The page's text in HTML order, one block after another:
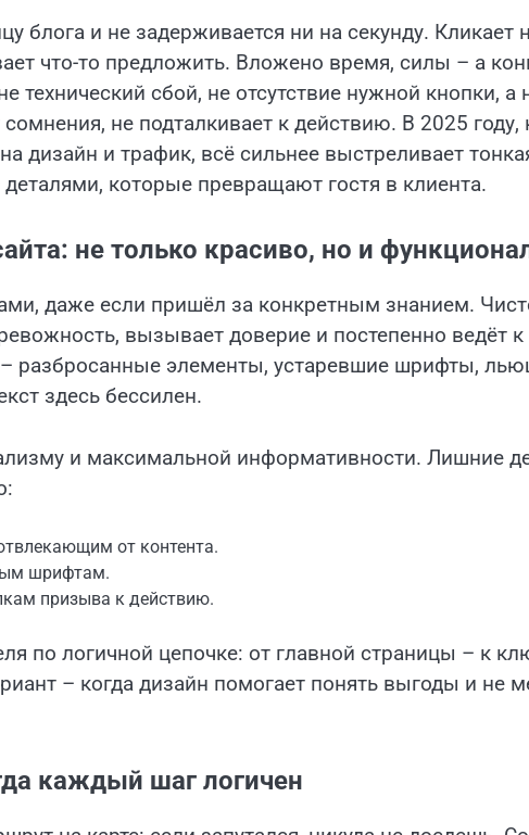
блога и не задерживается ни на секунду. Кликает
что-то предложить. Вложено время, силы – а
сбой, не отсутствие нужной кнопки, а
сомнения, не подталкивает к действию. В 2025 году,
дизайн и трафик, всё сильнее выстреливает
которые превращают гостя в клиента.
не только красиво, но и
даже если пришёл за конкретным знанием.
вызывает доверие и постепенно ведёт
разбросанные элементы, устаревшие шрифты,
здесь бессилен.
и максимальной информативности. Лишние
от контента.
шрифтам.
призыва к действию.
по логичной цепочке: от главной страницы – к
– когда дизайн помогает понять выгоды и не
каждый шаг логичен